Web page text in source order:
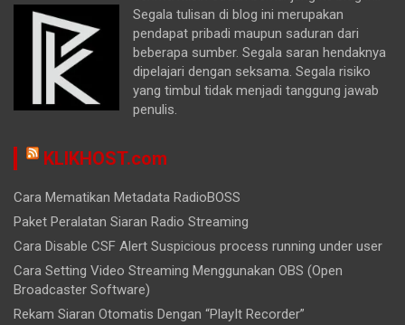
Segala tulisan di blog ini merupakan
pendapat pribadi maupun saduran dari
beberapa sumber. Segala saran hendaknya
dipelajari dengan seksama. Segala risiko
yang timbul tidak menjadi tanggung jawab
penulis.
KLIKHOST.com
Cara Mematikan Metadata RadioBOSS
Paket Peralatan Siaran Radio Streaming
Cara Disable CSF Alert Suspicious process running under user
Cara Setting Video Streaming Menggunakan OBS (Open
Broadcaster Software)
Rekam Siaran Otomatis Dengan “PlayIt Recorder”